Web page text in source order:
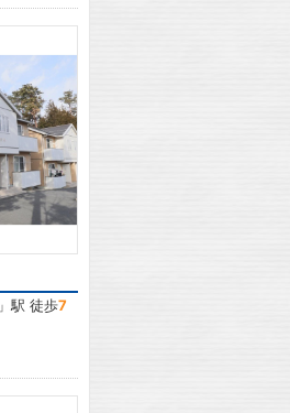
」駅 徒歩7